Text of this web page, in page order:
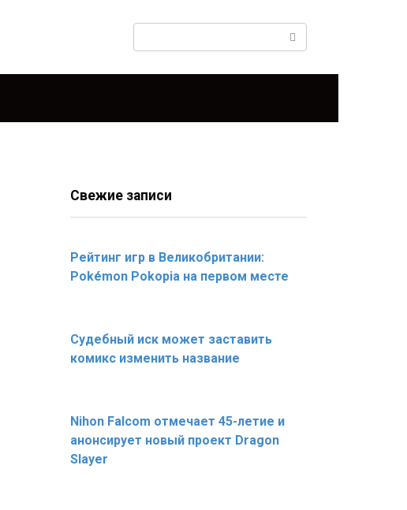
Свежие записи
Рейтинг игр в Великобритании:
Pokémon Pokopia на первом месте
Судебный иск может заставить
комикс изменить название
Nihon Falcom отмечает 45-летие и
анонсирует новый проект Dragon
Slayer